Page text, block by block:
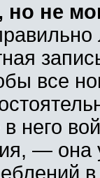
но не
все
него
—